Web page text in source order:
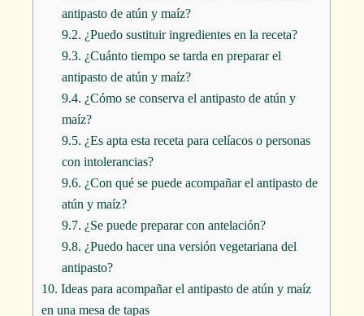
antipasto de atún y maíz?
9.2. ¿Puedo sustituir ingredientes en la receta?
9.3. ¿Cuánto tiempo se tarda en preparar el
antipasto de atún y maíz?
9.4. ¿Cómo se conserva el antipasto de atún y
maíz?
9.5. ¿Es apta esta receta para celíacos o personas
con intolerancias?
9.6. ¿Con qué se puede acompañar el antipasto de
atún y maíz?
9.7. ¿Se puede preparar con antelación?
9.8. ¿Puedo hacer una versión vegetariana del
antipasto?
10. Ideas para acompañar el antipasto de atún y maíz
en una mesa de tapas